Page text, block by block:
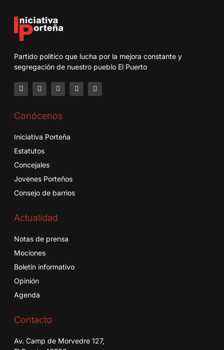
Partido político que lucha por la mejora constante y
segregación de nuestro pueblo El Puerto
Conócenos
Iniciativa Porteña
Estatutos
Concejales
Jovenes Porteños
Consejo de barrios
Actualidad
Notas de prensa
Mociones
Boletín informativo
Opinión
Agenda
Contacto
Av. Camp de Morvedre 127,